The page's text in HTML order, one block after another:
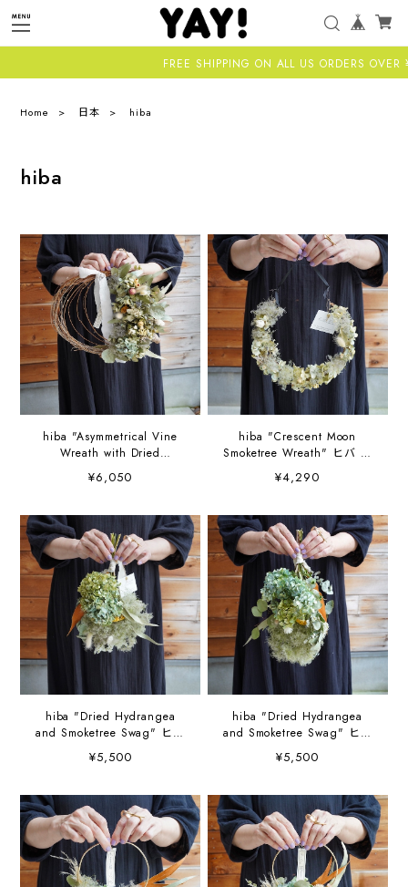
FREE SHIPPING ON ALL US ORDERS OVER
Home 日本 hiba
hiba
hiba "Asymmetrical Vine
Wreath with Dried
ラワー リース
¥6,050
hiba "Crescent Moon
Smoketree Wreath" ヒバ ス
¥4,290
hiba "Dried Hydrangea
and Smoketree Swag" ヒバ
スモークツリーとあじさい
のスワッグ
¥5,500
hiba "Dried Hydrangea
and Smoketree Swag" ヒバ
スモークツリーとあじさい
のスワッグ
¥5,500